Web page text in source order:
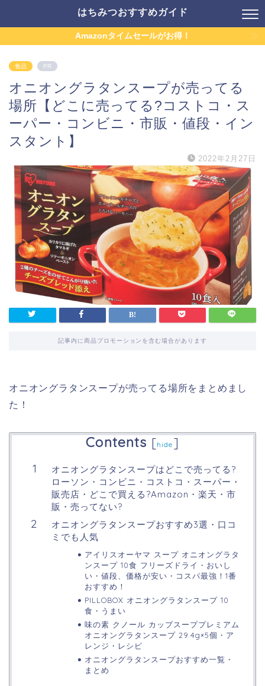
はちみつおすすめガイド
Amazonタイムセールがお得！
食品 PR
オニオングラタンスープが売ってる
場所【どこに売ってる?コストコ・ス
ーパー・コンビニ・市販・値段・イン
スタント】
2022年2月27日
記事内に商品プロモーションを含む場合があります
オニオングラタンスープが売ってる場所をまとめまし
た！
Contents [hide ]
オニオングラタンスープはどこで売ってる?
ローソン・コンビニ・コストコ・スーパー・
販売店・どこで買える?Amazon・楽天・市
販・売ってない?
オニオングラタンスープおすすめ3選・口コ
ミでも人気
アイリスオーヤマ スープ オニオングラタ
ンスープ 10食 フリーズドライ・おいし
い・値段、価格が安い・コスパ最強！1番
おすすめ！
PILLOBOX オニオングラタンスープ 10
食・うまい
味の素 クノール カップスーププレミアム
オニオングラタンスープ 29.4g×5個・ア
レンジ・レシピ
オニオングラタンスープおすすめ一覧・
まとめ